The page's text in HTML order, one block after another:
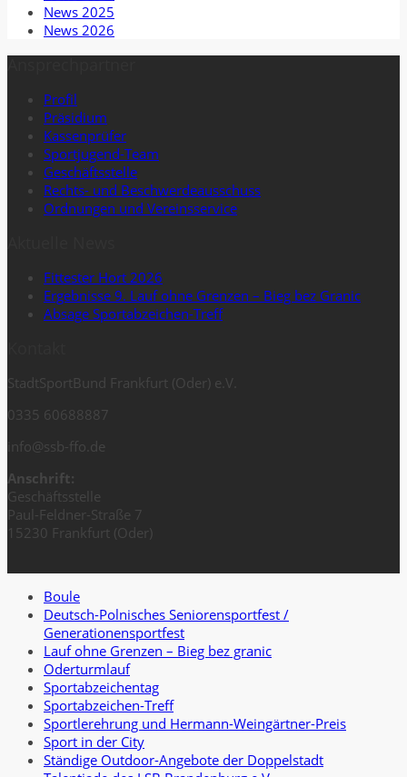
News 2025
News 2026
Profil
Präsidium
Kassenprüfer
Sportjugend-Team
Geschäftsstelle
Rechts- und Beschwerdeausschuss
Ordnungen und Vereinsservice
Fittester Hort 2026
Ergebnisse 9. Lauf ohne Grenzen – Bieg bez Granic
Absage Sportabzeichen-Treff
StadtSportBund Frankfurt (Oder) e.V.
0335 60688887
info@ssb-ffo.de
Anschrift:
Geschäftsstelle
Paul-Feldner-Straße 7
15230 Frankfurt (Oder)
Boule
Deutsch-Polnisches Seniorensportfest /
Generationensportfest
Lauf ohne Grenzen – Bieg bez granic
Oderturmlauf
Sportabzeichentag
Sportabzeichen-Treff
Sportlerehrung und Hermann-Weingärtner-Preis
Sport in der City
Ständige Outdoor-Angebote der Doppelstadt